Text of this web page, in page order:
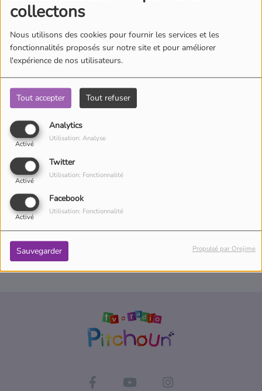
collectons
Nous utilisons des cookies pour fournir les services et les
fonctionnalités proposés sur notre site et pour améliorer
l'expérience de nos utilisateurs.
Tout accepter Tout refuser
Analytics
Activé
Utilisation: Analyse
Twitter
Activé
Utilisation: Fonctionnalité
Facebook
Activé
Utilisation: Fonctionnalité
Sauvegarder Propulsé par Orejime
Commentaires(0)
Connectez-vous pour commenter cet article
SE CONNECTER